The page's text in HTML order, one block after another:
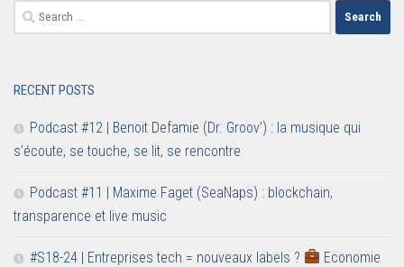
Search
for:
RECENT POSTS
Podcast #12 | Benoit Defamie (Dr. Groov’) : la musique qui
s’écoute, se touche, se lit, se rencontre
Podcast #11 | Maxime Faget (SeaNaps) : blockchain,
transparence et live music
#S18-24 | Entreprises tech = nouveaux labels ?
Economie